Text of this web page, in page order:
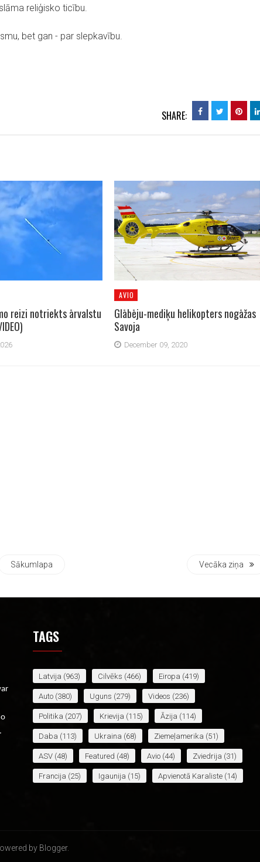
reliģisko ticību.
bet gan - par slepkavību.
SHARE:
reizi notriekts ārvalstu
AVIO
Glābēju-mediķu helikopters nogāžas
Savoja
December 09, 2020
Sākumlapa Vecāka ziņa
TAGS
Latvija (963) Cilvēks (466) Eiropa (419)
Auto (380) Uguns (279) Videos (236)
Politika (207) Krievija (115) Āzija (114)
Daba (113) Ukraina (68) Ziemeļamerika (51)
ASV (48) Featured (48) Avio (44) Zviedrija (31)
Francija (25) Igaunija (15) Apvienotā Karaliste (14)
by Blogger.